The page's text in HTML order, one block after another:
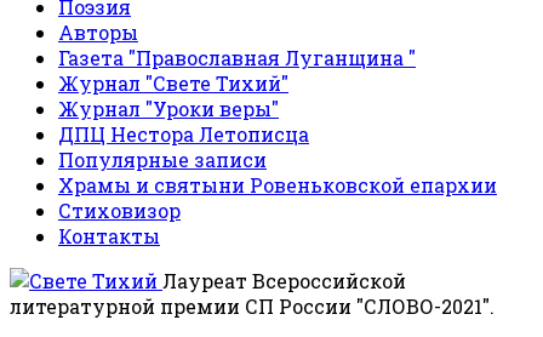
Поэзия
Авторы
Газета "Православная Луганщина "
Журнал "Свете Тихий"
Журнал "Уроки веры"
ДПЦ Нестора Летописца
Популярные записи
Храмы и святыни Ровеньковской епархии
Стиховизор
Контакты
Лауреат Всероссийской
литературной премии СП России "СЛОВО-2021".